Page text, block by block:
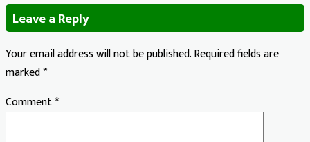
Leave a Reply
Your email address will not be published.Required fields are
marked*
Comment*